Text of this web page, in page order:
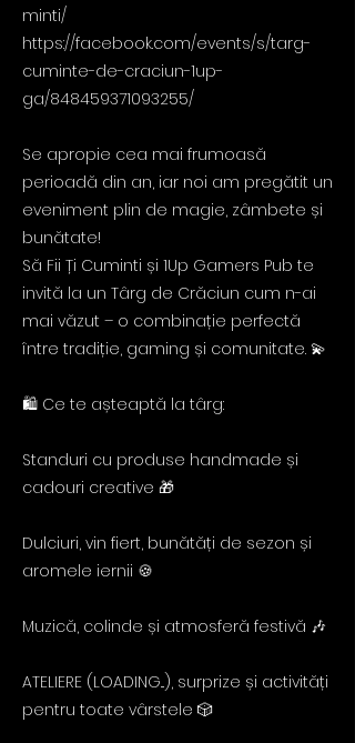
minti/
https://facebook.com/events/s/targ-
cuminte-de-craciun-1up-
ga/848459371093255/
Se apropie cea mai frumoasă
perioadă din an, iar noi am pregătit un
eveniment plin de magie, zâmbete și
bunătate!
Să Fii Ți Cuminti și 1Up Gamers Pub te
invită la un Târg de Crăciun cum n-ai
mai văzut – o combinație perfectă
între tradiție, gaming și comunitate. 💫
🛍️ Ce te așteaptă la târg:
Standuri cu produse handmade și
cadouri creative 🎁
Dulciuri, vin fiert, bunătăți de sezon și
aromele iernii 🍪
Muzică, colinde și atmosferă festivă 🎶
ATELIERE (LOADING...), surprize și activități
pentru toate vârstele 🎲